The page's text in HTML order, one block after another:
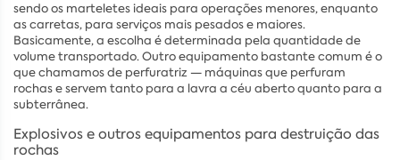
sendo os marteletes ideais para operações menores, enquanto
as carretas, para serviços mais pesados e maiores.
Basicamente, a escolha é determinada pela quantidade de
volume transportado. Outro equipamento bastante comum é o
que chamamos de perfuratriz — máquinas que perfuram
rochas e servem tanto para a lavra a céu aberto quanto para a
subterrânea.
Explosivos e outros equipamentos para destruição das
rochas